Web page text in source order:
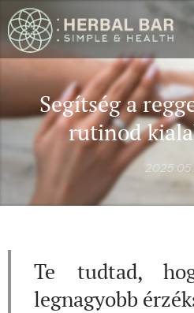
Segítség a
rutinod
Te tudtad,
legnagyobb